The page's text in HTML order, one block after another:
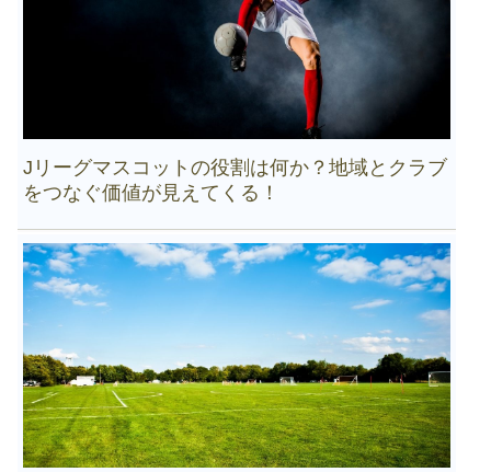
Jリーグマスコットの役割は何か？地域とクラブ
をつなぐ価値が見えてくる！